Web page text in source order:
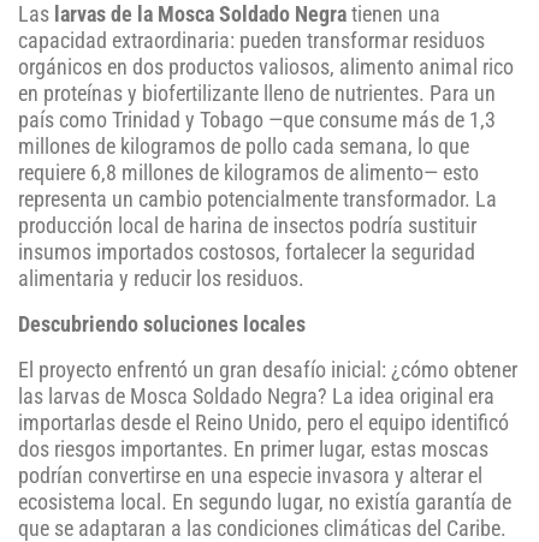
Las larvas de la Mosca Soldado Negra tienen una
capacidad extraordinaria: pueden transformar residuos
orgánicos en dos productos valiosos, alimento animal rico
en proteínas y biofertilizante lleno de nutrientes. Para un
país como Trinidad y Tobago —que consume más de 1,3
millones de kilogramos de pollo cada semana, lo que
requiere 6,8 millones de kilogramos de alimento— esto
representa un cambio potencialmente transformador. La
producción local de harina de insectos podría sustituir
insumos importados costosos, fortalecer la seguridad
alimentaria y reducir los residuos.
Descubriendo soluciones locales
El proyecto enfrentó un gran desafío inicial: ¿cómo obtener
las larvas de Mosca Soldado Negra? La idea original era
importarlas desde el Reino Unido, pero el equipo identificó
dos riesgos importantes. En primer lugar, estas moscas
podrían convertirse en una especie invasora y alterar el
ecosistema local. En segundo lugar, no existía garantía de
que se adaptaran a las condiciones climáticas del Caribe.